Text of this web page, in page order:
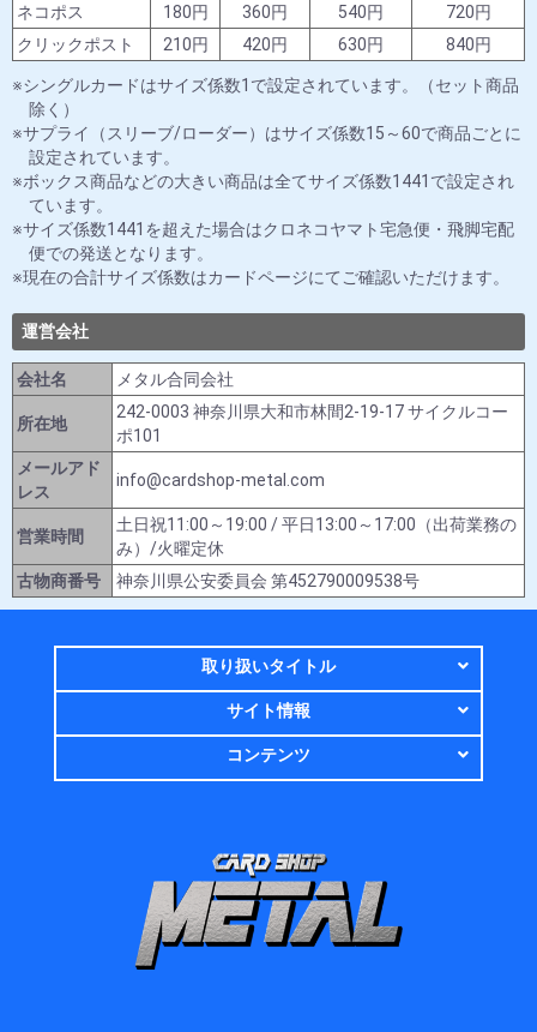
ネコポス
180円 360円 540円
720円
クリックポスト
210円 420円 630円 840円
シングルカードはサイズ係数1で設定されています。（セット商品
除く）
サプライ（スリーブ/ローダー）はサイズ係数15～60で商品ごとに
設定されています。
ボックス商品などの大きい商品は全てサイズ係数1441で設定され
ています。
サイズ係数1441を超えた場合はクロネコヤマト宅急便・飛脚宅配
便での発送となります。
現在の合計サイズ係数はカードページにてご確認いただけます。
運営会社
会社名 メタル合同会社
所在地
242-0003 神奈川県大和市林間2-19-17 サイクルコー
ポ101
メールアド
レス
info@cardshop-metal.com
営業時間
土日祝11:00～19:00 / 平日13:00～17:00（出荷業務の
み）/火曜定休
古物商番号
神奈川県公安委員会 第452790009538号
取り扱いタイトル
サイト情報
コンテンツ